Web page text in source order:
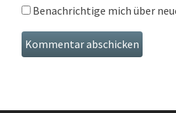
Benachrichtige mich über